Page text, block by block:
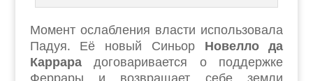
Момент ослабления власти использовала
Падуя. Её новый Синьор Новелло да
Каррарадоговаривается о поддержке
Феррары и возвращает себе земли